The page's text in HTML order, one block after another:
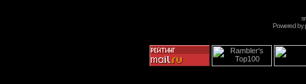
Powered by